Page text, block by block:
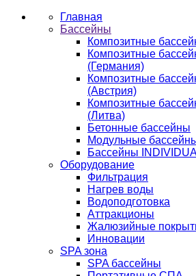
Главная
Бассейны
Композитные
Композитные
(Германия)
Композитные
(Австрия)
Композитные
(Литва)
Бетонные бассейны
Модульные
Бассейны
Оборудование
Фильтрация
Нагрев воды
Водоподготовка
Аттракционы
Жалюзийные
Инновации
SPA зона
SPA бассейны